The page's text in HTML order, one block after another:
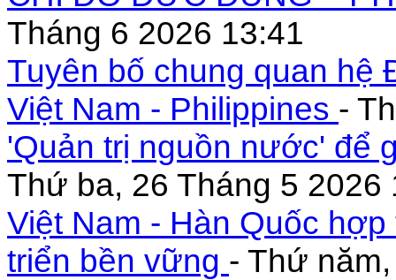
Tháng 6 2026 13:41
Tuyên bố chung quan
Việt Nam - Philippines -
'Quản trị nguồn nước' để
Thứ ba, 26 Tháng 5 2026
Việt Nam - Hàn Quốc
triển bền vững - Thứ